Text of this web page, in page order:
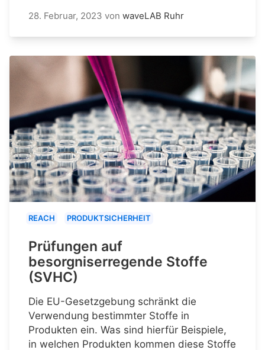
28. Februar, 2023 von waveLAB Ruhr
REACH PRODUKTSICHERHEIT
Prüfungen auf
besorgniserregende Stoffe
(SVHC)
Die EU-Gesetzgebung schränkt die
Verwendung bestimmter Stoffe in
Produkten ein. Was sind hierfür Beispiele,
in welchen Produkten kommen diese Stoffe